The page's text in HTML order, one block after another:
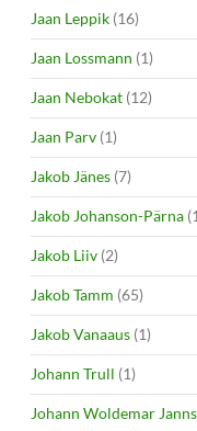
Jaan Leppik (16)
Jaan Lossmann (1)
Jaan Nebokat (12)
Jaan Parv (1)
Jakob Jänes (7)
Jakob Johanson-Pärna
Jakob Liiv (2)
Jakob Tamm (65)
Jakob Vanaaus (1)
Johann Trull (1)
Johann Woldemar